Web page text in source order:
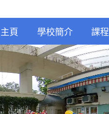
主頁 學校簡介 課程